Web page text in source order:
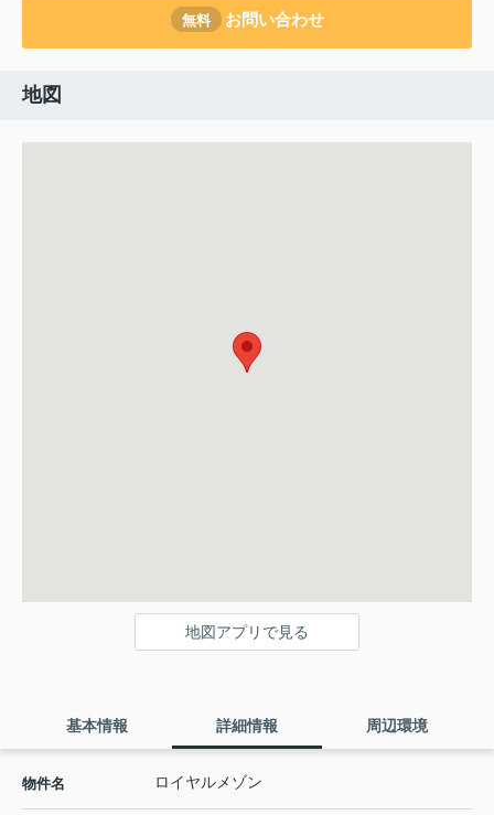
無料 お問い合わせ
地図
地図アプリで見る
基本情報 詳細情報 周辺環境
物件名 ロイヤルメゾン